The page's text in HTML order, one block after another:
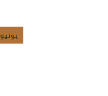
يونيو ٩, ٢٠١٧